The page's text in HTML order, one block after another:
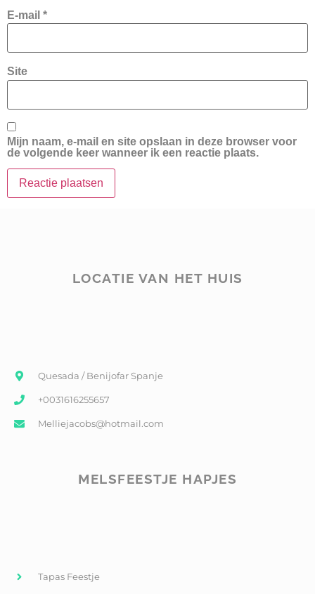
E-mail *
Site
Mijn naam, e-mail en site opslaan in deze browser voor
de volgende keer wanneer ik een reactie plaats.
LOCATIE VAN HET HUIS
Quesada / Benijofar Spanje
+0031616255657
Melliejacobs@hotmail.com
MELSFEESTJE HAPJES
Tapas Feestje